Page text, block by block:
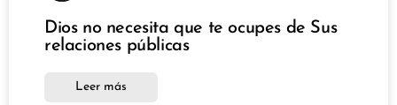
Dios no necesita que te ocupes de Sus
relaciones públicas
Leer más